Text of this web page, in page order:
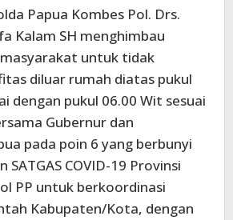
Papua Kombes Pol. Drs.
Kalam SH menghimbau
untuk tidak
diluar rumah diatas pukul
dengan pukul 06.00 Wit sesuai
Gubernur dan
pada poin 6 yang berbunyi
COVID-19 Provinsi
PP untuk berkoordinasi
Kabupaten/Kota, dengan